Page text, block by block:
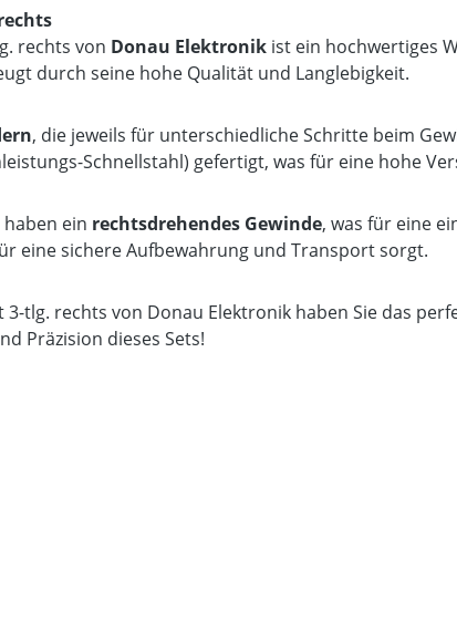
rechts von Donau Elektronik ist ein hochwertiges
durch seine hohe Qualität und Langlebigkeit.
, die jeweils für unterschiedliche Schritte beim
Schnellstahl) gefertigt, was für eine hohe
ein rechtsdrehendes Gewinde, was für eine
eine sichere Aufbewahrung und Transport sorgt.
3-tlg. rechts von Donau Elektronik haben Sie das
Präzision dieses Sets!